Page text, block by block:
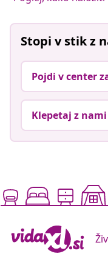
Stopi v stik z
Pojdi v center
Klepetaj z nami